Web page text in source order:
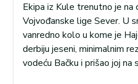
Ekipa iz Kule trenutno je na
Vojvođanske lige Sever. U
vanredno kolo u kome je
derbiju jeseni, minimalnim
vodeću Bačku i prišao joj